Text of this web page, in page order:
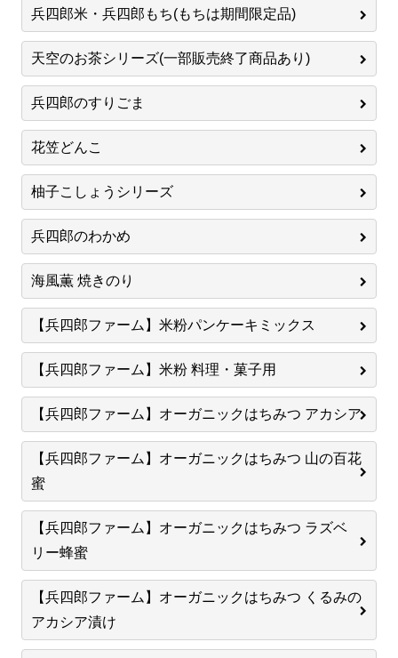
兵四郎米・兵四郎もち(もちは期間限定品)
天空のお茶シリーズ(一部販売終了商品あり)
兵四郎のすりごま
花笠どんこ
柚子こしょうシリーズ
兵四郎のわかめ
海風薫 焼きのり
【兵四郎ファーム】米粉パンケーキミックス
【兵四郎ファーム】米粉 料理・菓子用
【兵四郎ファーム】オーガニックはちみつ アカシア
【兵四郎ファーム】オーガニックはちみつ 山の百花
蜜
【兵四郎ファーム】オーガニックはちみつ ラズベ
リー蜂蜜
【兵四郎ファーム】オーガニックはちみつ くるみの
アカシア漬け